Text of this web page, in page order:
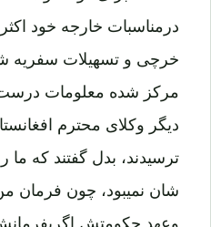
درمناسبات خارجه خود
خرچی و تسهیلات سفریه
مرکز شده معلومات درست
دیگر وکلای محترم
ترسیدند، بدل گفتند که
شان نمیبود، چون فرمان
وعهد حکومتش اگربفرمانش